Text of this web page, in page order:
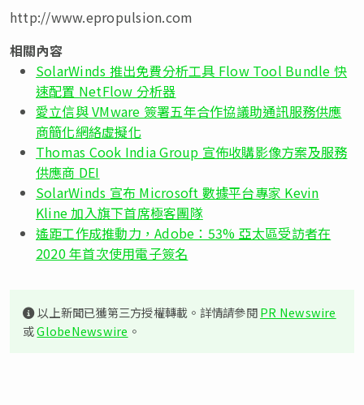
http://www.epropulsion.com
相關內容
SolarWinds 推出免費分析工具 Flow Tool Bundle 快
速配置 NetFlow 分析器
愛立信與 VMware 簽署五年合作協議助通訊服務供應
商簡化網絡虛擬化
Thomas Cook India Group 宣佈收購影像方案及服務
供應商 DEI
SolarWinds 宣布 Microsoft 數據平台專家 Kevin
Kline 加入旗下首席極客團隊
遙距工作成推動力，Adobe：53% 亞太區受訪者在
2020 年首次使用電子簽名
以上新聞已獲第三方授權轉載。詳情請參閱PR Newswire
或GlobeNewswire 。